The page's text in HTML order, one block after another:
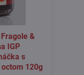
&
IGP
s
120g